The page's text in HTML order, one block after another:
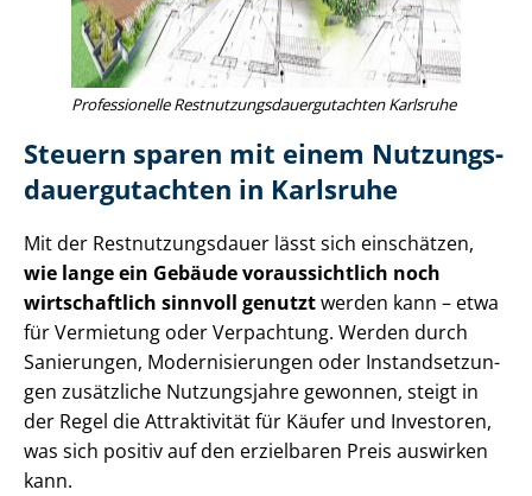
Professionelle Rest­nut­zungs­dau­er­gut­ach­ten Karlsruhe
Steuern sparen mit einem Nut­zungs­
dau­er­gut­ach­ten in Karlsruhe
Mit der Rest­nut­zungs­dau­er lässt sich einschätzen,
wie lange ein Gebäude voraussichtlich noch
wirtschaftlich sinnvoll genutztwerden kann – etwa
für Vermietung oder Verpachtung. Werden durch
Sanierungen, Mo­der­ni­sie­run­gen oder In­stand­set­zun­
gen zusätzliche Nutzungsjahre gewonnen, steigt in
der Regel die Attraktivität für Käufer und Investoren,
was sich positiv auf den erzielbaren Preis auswirken
kann.